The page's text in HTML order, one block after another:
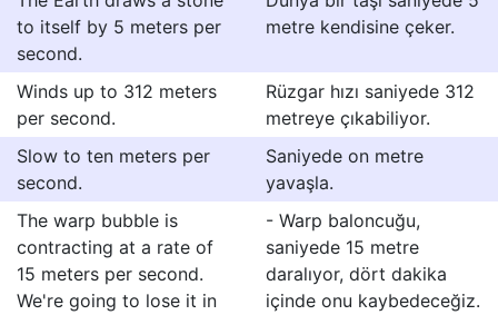
to itself by 5 meters per
second.
metre kendisine çeker.
Winds up to 312 meters
per second.
Rüzgar hızı saniyede 312
metreye çıkabiliyor.
Slow to ten meters per
second.
Saniyede on metre
yavaşla.
The warp bubble is
contracting at a rate of
15 meters per second.
We're going to lose it in
- Warp baloncuğu,
saniyede 15 metre
daralıyor, dört dakika
içinde onu kaybedeceğiz.